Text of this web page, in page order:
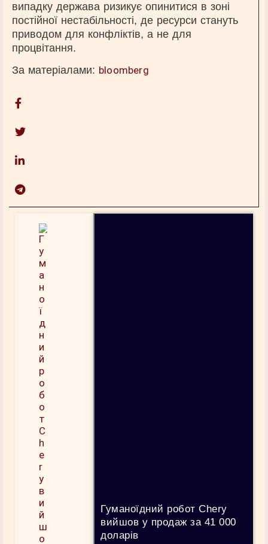
випадку держава ризикує опинитися в зоні
постійної нестабільності, де ресурси стануть
приводом для конфліктів, а не для
процвітання.
За матеріалами: bloomberg
Гуманоїдний робот Chery
вийшов у продаж за 41 000
доларів